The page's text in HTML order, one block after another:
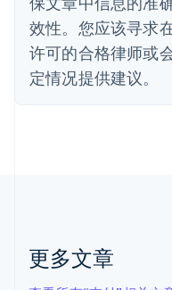
效性。您应该寻求
许可的合格律师或
定情况提供建议。
更多文章
DeutschEnglish
法国
FrançaisEnglish
芬兰
EnglishSvenska
English